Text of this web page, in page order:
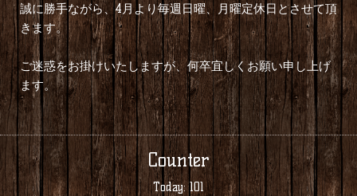
誠に勝手ながら、4月より毎週日曜、月曜定休日とさせて頂
きます。
ご迷惑をお掛けいたしますが、何卒宜しくお願い申し上げ
ます。
Counter
Today:101